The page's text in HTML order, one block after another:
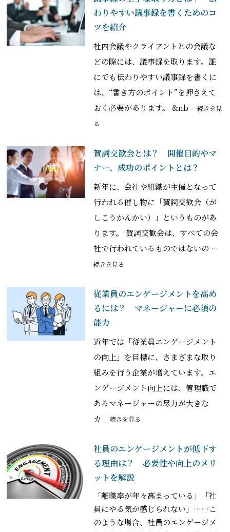
わりやすい議事録を書くためのコ
ツを紹介
社内会議やクライアントとの会議な
どの際には、議事録を取ります。誰
にでも伝わりやすい議事録を書くに
は、“書き方のポイント”を押さえて
おく必要があります。 &nb …続きを見
る
賀詞交歓会とは？ 開催目的やマ
ナー、成功のポイントとは？
新年に、会社や組織が主催となって
行われる催し物に「賀詞交歓会（が
しこうかんかい）」というものがあ
ります。 賀詞交歓会は、すべての会
社で行われているものではないの …
続きを見る
従業員のエンゲージメントを高め
るには？ マネージャーに必須の
能力
近年では「従業員エンゲージメント
の向上」を目標に、さまざまな取り
組みを行う企業が増えています。エ
ンゲージメント向上には、管理職で
あるマネージャーの尽力が大きな
カ …続きを見る
社員のエンゲージメントが低下す
る理由は？ 必要性や向上のメリ
ットを解説
「離職率が年々高まっている」「社
員にやる気が感じられない」……こ
のような場合、社員のエンゲージメ